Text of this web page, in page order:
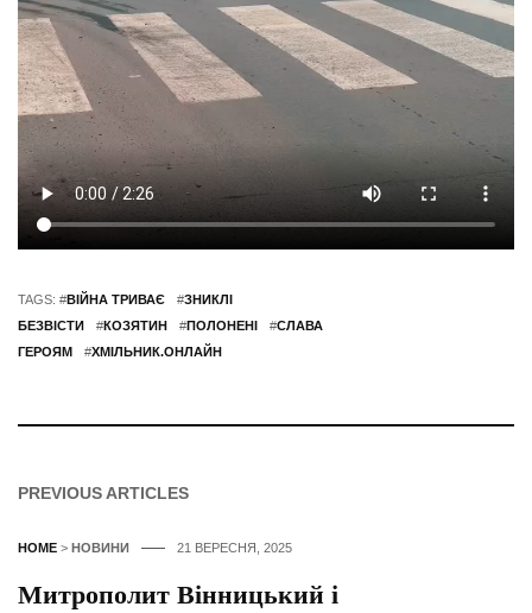
TAGS: #ВІЙНА ТРИВАЄ #ЗНИКЛІ
БЕЗВІСТИ
#КОЗЯТИН #ПОЛОНЕНІ #СЛАВА
ГЕРОЯМ
#ХМІЛЬНИК.ОНЛАЙН
PREVIOUS ARTICLES
HOME > НОВИНИ 21 ВЕРЕСНЯ, 2025
Митрополит Вінницький і